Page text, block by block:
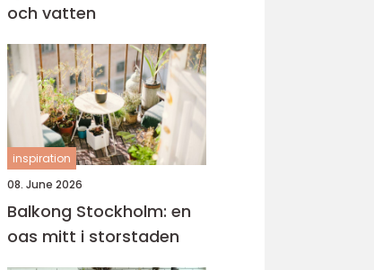
och vatten
inspiration
08. June 2026
Balkong Stockholm: en
oas mitt i storstaden